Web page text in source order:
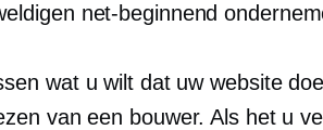
net-beginnend
wat u wilt dat uw website
van een bouwer. Als het u